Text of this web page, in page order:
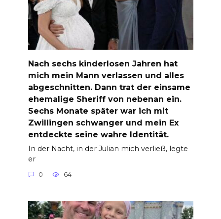
Nach sechs kinderlosen Jahren hat
mich mein Mann verlassen und alles
abgeschnitten. Dann trat der einsame
ehemalige Sheriff von nebenan ein.
Sechs Monate später war ich mit
Zwillingen schwanger und mein Ex
entdeckte seine wahre Identität.
In der Nacht, in der Julian mich verließ, legte
er
0 64